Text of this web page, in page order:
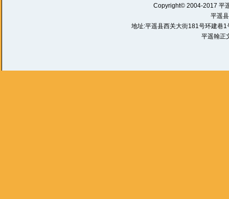
Copyright© 2004-2017 平
平遥
地址:平遥县西关大街181号环建
平遥翰正